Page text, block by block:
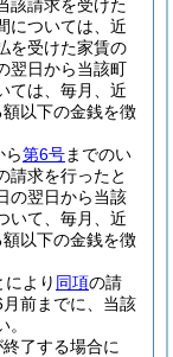
該請求を受けた
については、近
を受けた家賃の
翌日から当該町
ては、毎月、近
以下の金銭を徴
ら第6号までのい
請求を行ったと
の翌日から当該
いて、毎月、近
以下の金銭を徴
より 同項の請
前までに、当該
了する場合に